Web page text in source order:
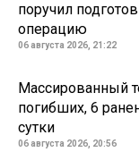
поручил
операцию
06 августа 2026, 21:22
Массированный
погибших, 6
сутки
06 августа 2026, 20:56